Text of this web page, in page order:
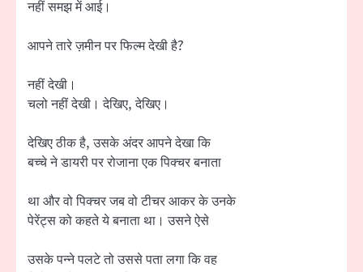
नहीं समझ में आई।
आपने तारे ज़मीन पर फिल्म देखी है?
नहीं देखी।
चलो नहीं देखी। देखिए, देखिए।
देखिए ठीक है, उसके अंदर आपने देखा कि
बच्चे ने डायरी पर रोजाना एक पिक्चर बनाता
था और वो पिक्चर जब वो टीचर आकर के उनके
पेरेंट्स को कहते ये बनाता था। उसने ऐसे
उसके पन्ने पलटे तो उससे पता लगा कि वह